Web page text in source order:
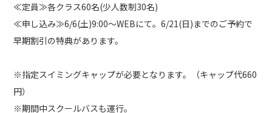
≪定員≫各クラス60名(少人数制30名)
≪申し込み≫6/6(土)9:00～WEBにて。6/21(日)までのご予約で
早期割引の特典があります。
※指定スイミングキャップが必要となります。（キャップ代660
円）
※期間中スクールバスも運行。